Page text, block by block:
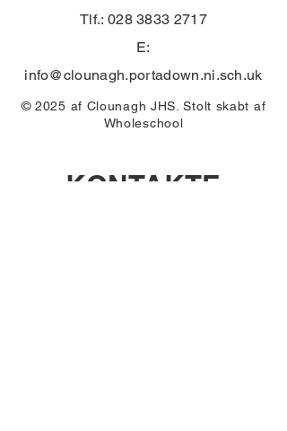
Tlf.: 028 3833 2717
E:
info@clounagh.portadown.ni.sch.uk
© 2025 af Clounagh JHS. Stolt skabt af
Wholeschool
KONTAKTE